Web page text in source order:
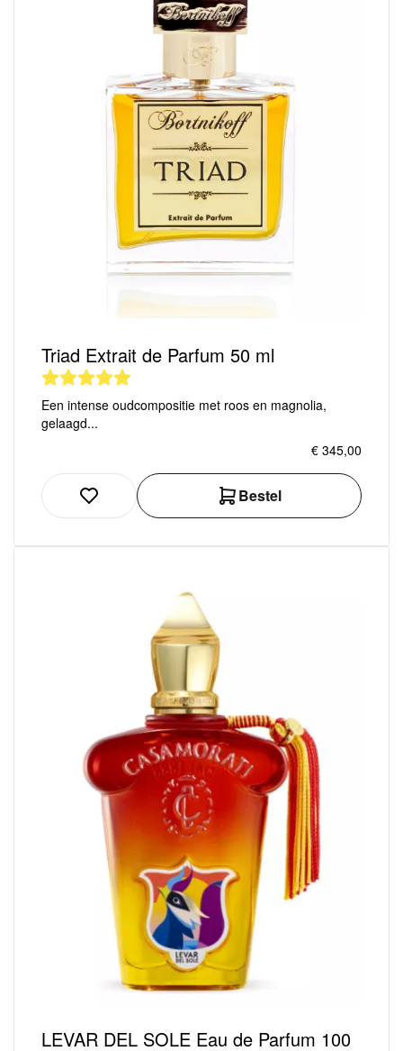
Triad Extrait de Parfum 50 ml
Een intense oudcompositie met roos en magnolia,
gelaagd...
€ 345,00
Bestel
LEVAR DEL SOLE Eau de Parfum 100